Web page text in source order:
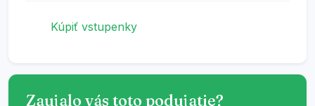
Kúpiť vstupenky
Zaujalo vás toto podujatie?